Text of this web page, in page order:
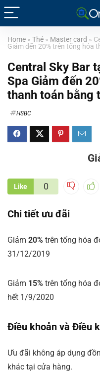
Home » Thẻ » Master card »
Giảm đến 20% trên tổng hóa
Central Sky Bar
Spa Giảm đến
thanh toán bằng
HSBC
Like 0
Chi tiết ưu đãi
Giảm 20% trên tổng hóa
31/12/2019
Giảm 15% trên tổng hóa
hết 1/9/2020
Điều khoản và Điều
Ưu đãi không áp dụng
khác tại cửa hàng.